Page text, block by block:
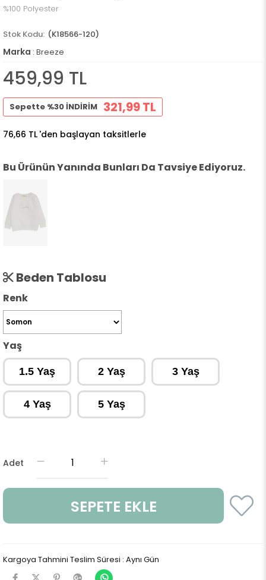
%100 Polyester
(K18566-120)
Marka : Breeze
459,99 TL
Sepette %30 İNDİRİM 321,99 TL
76,66 TL 'den başlayan taksitlerle
Bu Ürünün Yanında Bunları Da Tavsiye Ediyoruz.
Beden Tablosu
Renk
Yaş
1.5 Yaş 2 Yaş 3 Yaş
4 Yaş 5 Yaş
Adet
Kargoya Tahmini Teslim Süresi : Aynı Gün